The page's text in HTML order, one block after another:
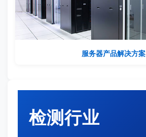
服务器产品解决方案
检测行业